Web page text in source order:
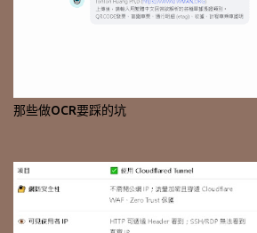
那些做OCR要踩的坑